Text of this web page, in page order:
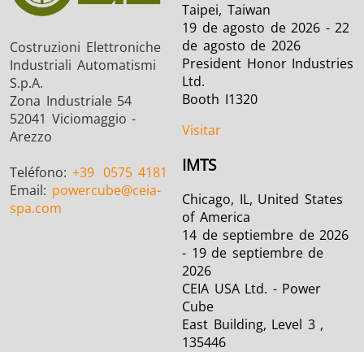
Costruzioni Elettroniche
Industriali Automatismi
S.p.A.
Zona Industriale 54
52041 Viciomaggio -
Arezzo
Teléfono: +39 0575 4181
Email: powercube@ceia-
spa.com
Taipei, Taiwan
19 de agosto de 2026 - 22
de agosto de 2026
President Honor Industries
Ltd.
Booth I1320
Visitar
IMTS
Chicago, IL, United States
of America
14 de septiembre de 2026
- 19 de septiembre de
2026
CEIA USA Ltd. - Power
Cube
East Building, Level 3 ,
135446